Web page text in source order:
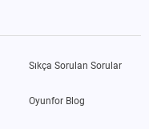
Sıkça Sorulan Sorular
Oyunfor Blog